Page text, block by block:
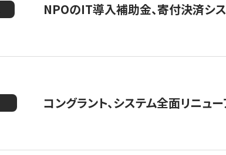
NPOのIT導入補助金、寄付決済シ
コングラント、システム全面リニ